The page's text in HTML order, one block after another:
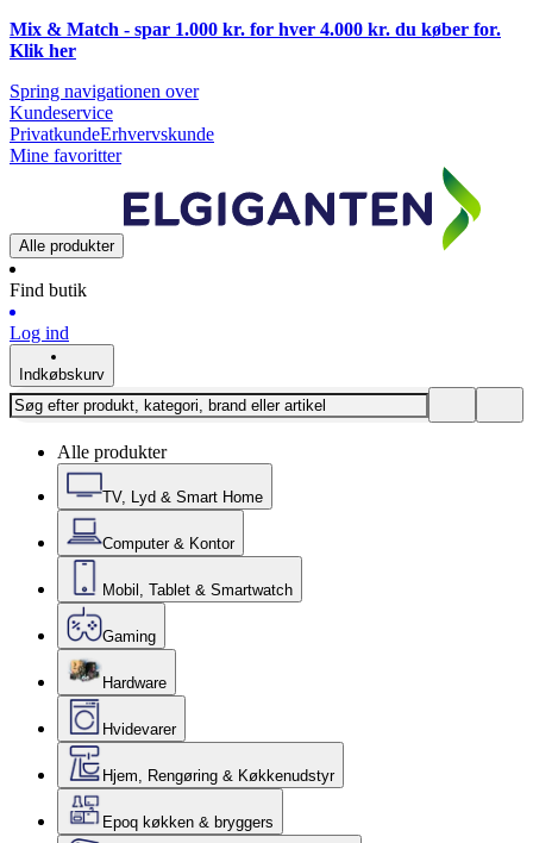
Mix & Match - spar 1.000 kr. for hver 4.000 kr. du køber for.
Klik her
Spring navigationen over
Kundeservice
PrivatkundeErhvervskunde
Mine favoritter
Alle produkter
Find butik
Log ind
Indkøbskurv
Alle produkter
TV, Lyd & Smart Home
Computer & Kontor
Mobil, Tablet & Smartwatch
Gaming
Hardware
Hvidevarer
Hjem, Rengøring & Køkkenudstyr
Epoq køkken & bryggers